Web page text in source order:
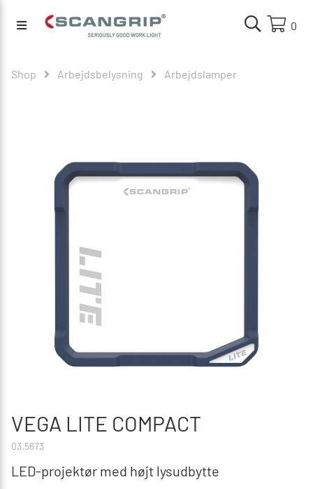
0
Shop Arbejdsbelysning Arbejdslamper
VEGA LITE COMPACT
03.5673
LED-projektør med højt lysudbytte